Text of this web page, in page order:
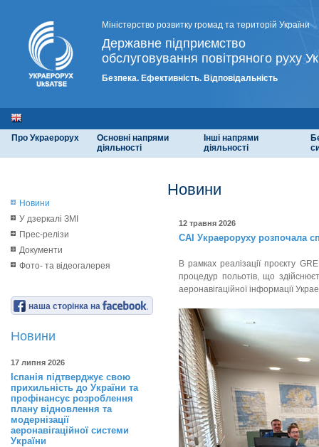
Міністерство розвитку громад та територій України
Державне підприємство
обслуговування повітряного руху
Безпека. Ефективність. Відповідальність
Про Украерорух
Основні напрями
діяльності
Інші напрями
діяльності
Новини
У дзеркалі ЗМІ
Прес-релізи
Документи
Фото- та відеогалерея
наша сторінка на
Новини
17 липня 2026
Іспанія підтверджує свою
прихильність до України та
профінансує розроблення
плану відновлення та
модернізації
аеронавігаційної системи
України
Новини
12 травня 2026
САІ Украероруху розпочала
В рамках реалізації проєкту
процедур польотів, що
аеронавігаційної інформації